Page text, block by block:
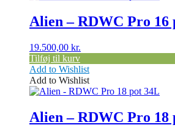
Alien – RDWC Pro 16
19.500,00 kr.
Tilføj til kurv
Add to Wishlist
Add to Wishlist
Alien – RDWC Pro 18